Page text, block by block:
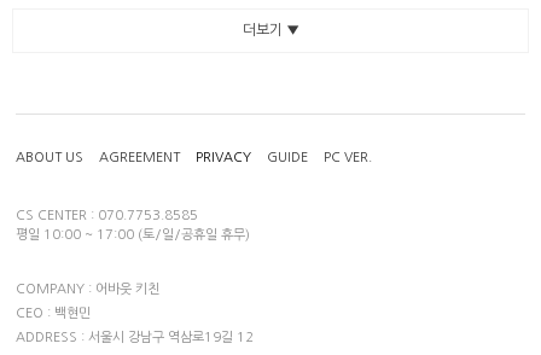
더보기 ▼
ABOUT US AGREEMENT PRIVACY GUIDE PC VER.
CS CENTER : 070.7753.8585
평일 10:00 ~ 17:00 (토/일/공휴일 휴무)
COMPANY : 어바웃 키친
CEO : 백현민
ADDRESS : 서울시 강남구 역삼로19길 12